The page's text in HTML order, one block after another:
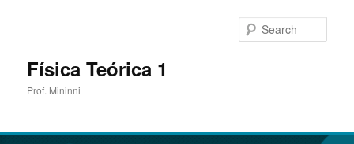
Física Teórica 1
Prof. Mininni